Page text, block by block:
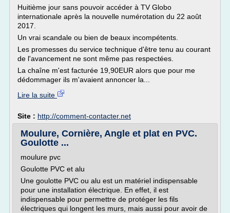
Huitième jour sans pouvoir accéder à TV Globo
internationale après la nouvelle numérotation du 22 août
2017.
Un vrai scandale ou bien de beaux incompétents.
Les promesses du service technique d'être tenu au courant
de l'avancement ne sont même pas respectées.
La chaîne m'est facturée 19,90EUR alors que pour me
dédommager ils m'avaient annoncer la...
Lire la suite
Site : http://comment-contacter.net
Moulure, Cornière, Angle et plat en PVC.
Goulotte ...
moulure pvc
Goulotte PVC et alu
Une goulotte PVC ou alu est un matériel indispensable
pour une installation électrique. En effet, il est
indispensable pour permettre de protéger les fils
électriques qui longent les murs, mais aussi pour avoir de